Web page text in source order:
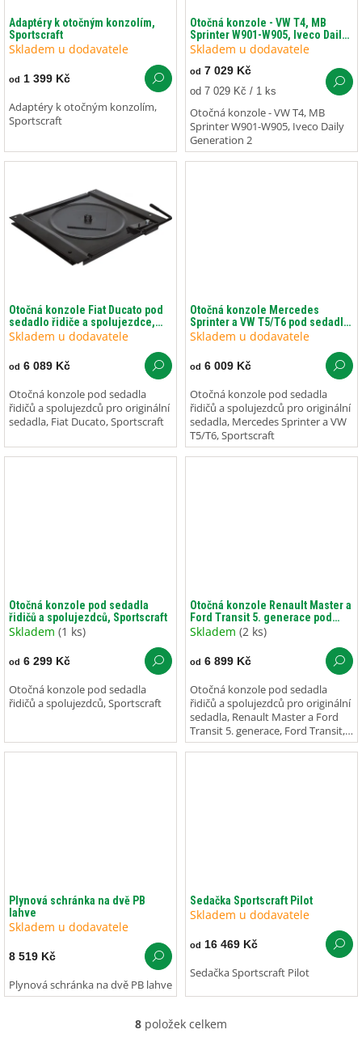
d
u
k
t
Adaptéry k otočným konzolím,
Sportscraft
Skladem u dodavatele
od 1 399 Kč
Adaptéry k otočným konzolím,
Sportscraft
Otočná konzole - VW T4, MB
Sprinter W901-W905, Iveco Daily
Generation 2
Skladem u dodavatele
od 7 029 Kč
Měrná
od 7 029 Kč / 1 ks
Otočná konzole - VW T4, MB
Sprinter W901-W905, Iveco Daily
Generation 2
Otočná konzole Fiat Ducato pod
sedadlo řidiče a spolujezdce,
Sportscraft
Skladem u dodavatele
od 6 089 Kč
Otočná konzole pod sedadla
řidičů a spolujezdců pro originální
sedadla, Fiat Ducato, Sportscraft
Otočná konzole Mercedes
Sprinter a VW T5/T6 pod sedadlo
řidiče a spolujezdce, Sportscraft
Skladem u dodavatele
od 6 009 Kč
Otočná konzole pod sedadla
řidičů a spolujezdců pro originální
sedadla, Mercedes Sprinter a VW
T5/T6, Sportscraft
Otočná konzole pod sedadla
řidičů a spolujezdců, Sportscraft
Skladem (1 ks)
od 6 299 Kč
Otočná konzole pod sedadla
řidičů a spolujezdců, Sportscraft
Otočná konzole Renault Master a
Ford Transit 5. generace pod
sedadlo řidiče a spolujezdce,
Ford Transit
Skladem (2 ks)
od 6 899 Kč
Otočná konzole pod sedadla
řidičů a spolujezdců pro originální
sedadla, Renault Master a Ford
Transit 5. generace, Ford Transit,
Sportscraft
Plynová schránka na dvě PB
lahve
Skladem u dodavatele
8 519 Kč
Plynová schránka na dvě PB lahve
Sedačka Sportscraft Pilot
Skladem u dodavatele
od 16 469 Kč
Sedačka Sportscraft Pilot
O
8 položek celkem